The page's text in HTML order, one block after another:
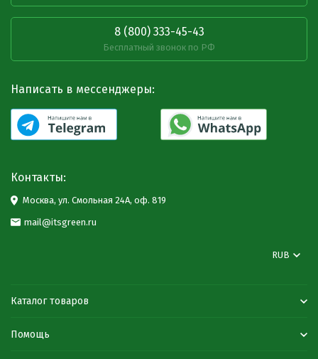
8 (800) 333-45-43
Бесплатный звонок по РФ
Написать в мессенджеры:
Контакты:
Москва, ул. Смольная 24А, оф. 819
mail@itsgreen.ru
RUB
Каталог товаров
Помощь